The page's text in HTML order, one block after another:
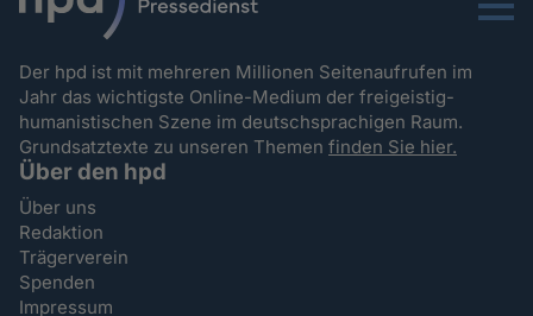
Menu
Der hpd ist mit mehreren Millionen Seitenaufrufen im
Jahr das wichtigste Online-Medium der freigeistig-
humanistischen Szene im deutschsprachigen Raum.
Grundsatztexte zu unseren Themenfinden Sie hier.
Über den hpd
Über uns
Redaktion
Trägerverein
Spenden
Impressum